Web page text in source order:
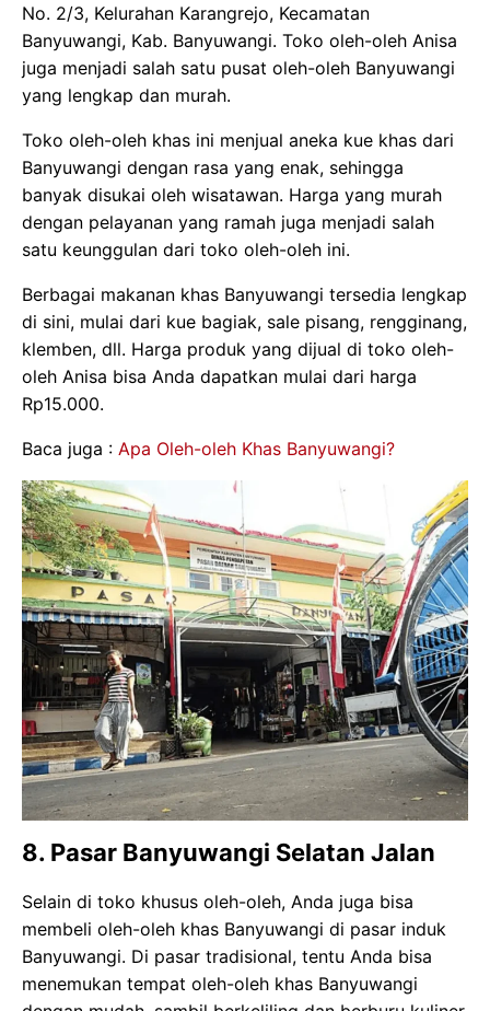
No. 2/3, Kelurahan Karangrejo, Kecamatan
Banyuwangi, Kab. Banyuwangi. Toko oleh-oleh Anisa
juga menjadi salah satu pusat oleh-oleh Banyuwangi
yang lengkap dan murah.
Toko oleh-oleh khas ini menjual aneka kue khas dari
Banyuwangi dengan rasa yang enak, sehingga
banyak disukai oleh wisatawan. Harga yang murah
dengan pelayanan yang ramah juga menjadi salah
satu keunggulan dari toko oleh-oleh ini.
Berbagai makanan khas Banyuwangi tersedia lengkap
di sini, mulai dari kue bagiak, sale pisang, rengginang,
klemben, dll. Harga produk yang dijual di toko oleh-
oleh Anisa bisa Anda dapatkan mulai dari harga
Rp15.000.
Baca juga : Apa Oleh-oleh Khas Banyuwangi?
8. Pasar Banyuwangi Selatan Jalan
Selain di toko khusus oleh-oleh, Anda juga bisa
membeli oleh-oleh khas Banyuwangi di pasar induk
Banyuwangi. Di pasar tradisional, tentu Anda bisa
menemukan tempat oleh-oleh khas Banyuwangi